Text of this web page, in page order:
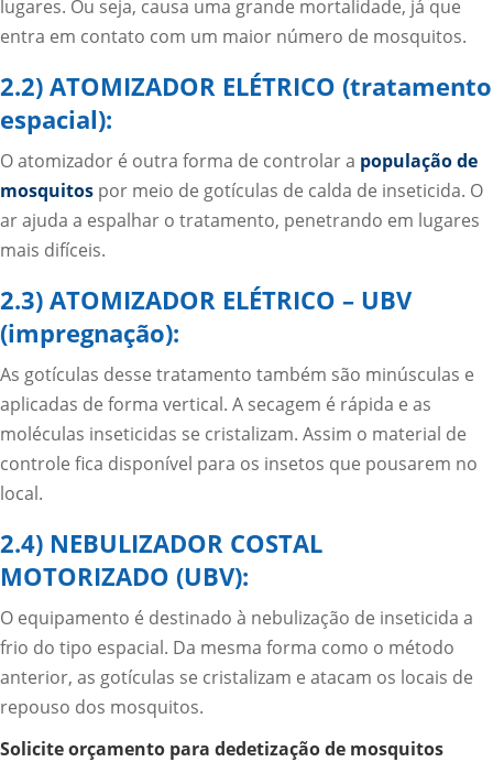
lugares. Ou seja, causa uma grande mortalidade, já que
entra em contato com um maior número de mosquitos.
2.2) ATOMIZADOR ELÉTRICO (tratamento
espacial):
O atomizador é outra forma de controlar a população de
mosquitos por meio de gotículas de calda de inseticida. O
ar ajuda a espalhar o tratamento, penetrando em lugares
mais difíceis.
2.3) ATOMIZADOR ELÉTRICO – UBV
(impregnação):
As gotículas desse tratamento também são minúsculas e
aplicadas de forma vertical. A secagem é rápida e as
moléculas inseticidas se cristalizam. Assim o material de
controle fica disponível para os insetos que pousarem no
local.
2.4) NEBULIZADOR COSTAL
MOTORIZADO (UBV):
O equipamento é destinado à nebulização de inseticida a
frio do tipo espacial. Da mesma forma como o método
anterior, as gotículas se cristalizam e atacam os locais de
repouso dos mosquitos.
Solicite orçamento para dedetização de mosquitos